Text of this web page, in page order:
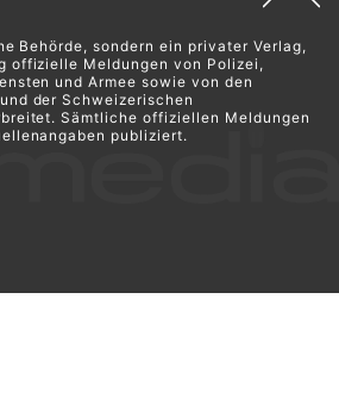
Behörde, sondern ein privater Verlag,
offizielle Meldungen von Polizei,
und Armee sowie von den
der Schweizerischen
Sämtliche offiziellen Meldungen
publiziert.